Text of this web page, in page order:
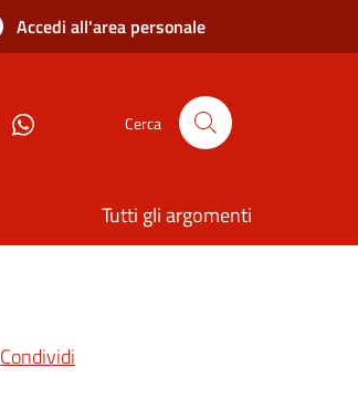
Accedi all'area personale
Cerca
Tutti gli argomenti
Condividi